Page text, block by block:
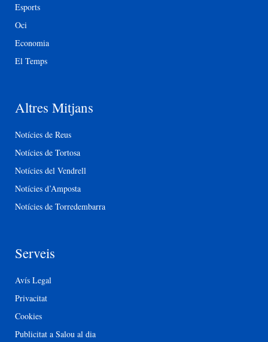
Esports
Oci
Economia
El Temps
Altres Mitjans
Notícies de Reus
Notícies de Tortosa
Notícies del Vendrell
Notícies d’Amposta
Notícies de Torredembarra
Serveis
Avís Legal
Privacitat
Cookies
Publicitat a Salou al dia